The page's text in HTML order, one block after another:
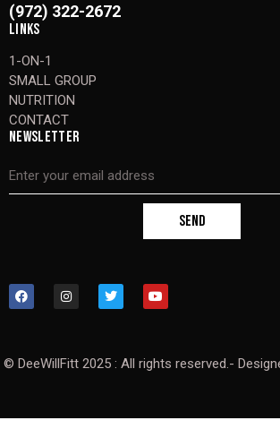
(972) 322-2672
LINKS
1-ON-1
SMALL GROUP
NUTRITION
CONTACT
NEWSLETTER
SEND
© DeeWillFitt 2025 : All rights reserved.-